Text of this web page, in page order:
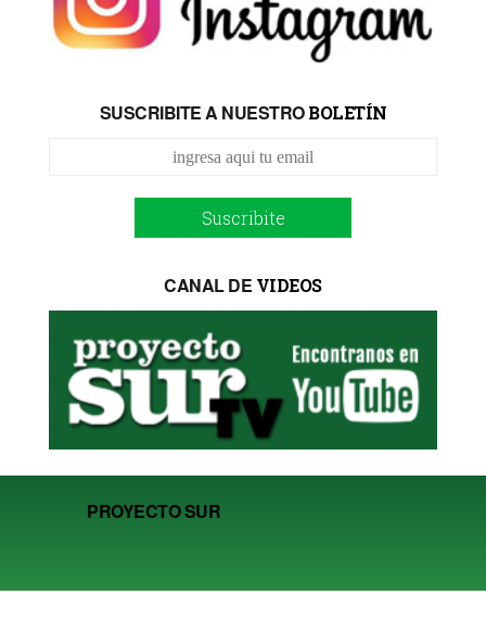
SUSCRIBITE A NUESTROBOLETÍN
Suscribite
CANAL DE VIDEOS
PROYECTO SUR